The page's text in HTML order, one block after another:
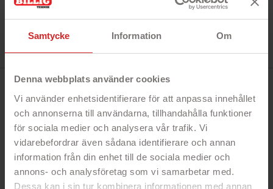
Samtycke Information Om
Denna webbplats använder cookies
Vi använder enhetsidentifierare för att anpassa innehållet
och annonserna till användarna, tillhandahålla funktioner
för sociala medier och analysera vår trafik. Vi
vidarebefordrar även sådana identifierare och annan
information från din enhet till de sociala medier och
annons- och analysföretag som vi samarbetar med.
Dessa kan i sin tur kombinera informationen med annan
Tillverkare:
Norton
21426567
0 Produkt
BESKRIVNING
Snabbfakta!
- Kraftfullt skydd